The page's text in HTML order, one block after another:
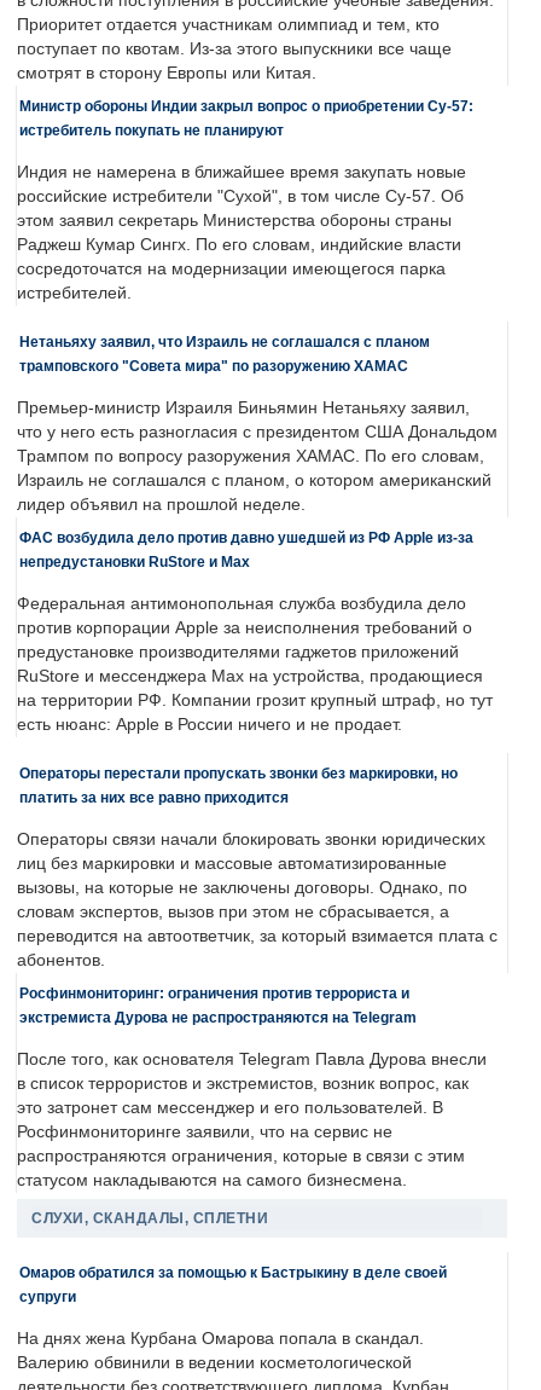
Приоритет отдается участникам олимпиад и тем, кто
поступает по квотам. Из-за этого выпускники все чаще
смотрят в сторону Европы или Китая.
Министр обороны Индии закрыл вопрос о приобретении Су-57:
истребитель покупать не планируют
Индия не намерена в ближайшее время закупать новые
российские истребители "Сухой", в том числе Су-57. Об
этом заявил секретарь Министерства обороны страны
Раджеш Кумар Сингх. По его словам, индийские власти
сосредоточатся на модернизации имеющегося парка
истребителей.
Нетаньяху заявил, что Израиль не соглашался с планом
трамповского "Совета мира" по разоружению ХАМАС
Премьер-министр Израиля Биньямин Нетаньяху заявил,
что у него есть разногласия с президентом США Дональдом
Трампом по вопросу разоружения ХАМАС. По его словам,
Израиль не соглашался с планом, о котором американский
лидер объявил на прошлой неделе.
ФАС возбудила дело против давно ушедшей из РФ Apple из-за
непредустановки RuStore и Max
Федеральная антимонопольная служба возбудила дело
против корпорации Apple за неисполнения требований о
предустановке производителями гаджетов приложений
RuStore и мессенджера Max на устройства, продающиеся
на территории РФ. Компании грозит крупный штраф, но тут
есть нюанс: Apple в России ничего и не продает.
Операторы перестали пропускать звонки без маркировки, но
платить за них все равно приходится
Операторы связи начали блокировать звонки юридических
лиц без маркировки и массовые автоматизированные
вызовы, на которые не заключены договоры. Однако, по
словам экспертов, вызов при этом не сбрасывается, а
переводится на автоответчик, за который взимается плата с
абонентов.
Росфинмониторинг: ограничения против террориста и
экстремиста Дурова не распространяются на Telegram
После того, как основателя Telegram Павла Дурова внесли
в список террористов и экстремистов, возник вопрос, как
это затронет сам мессенджер и его пользователей. В
Росфинмониторинге заявили, что на сервис не
распространяются ограничения, которые в связи с этим
статусом накладываются на самого бизнесмена.
СЛУХИ, СКАНДАЛЫ, СПЛЕТНИ
Омаров обратился за помощью к Бастрыкину в деле своей
супруги
На днях жена Курбана Омарова попала в скандал.
Валерию обвинили в ведении косметологической